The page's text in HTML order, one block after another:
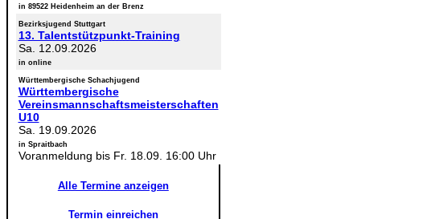
in 89522 Heidenheim an der Brenz
Bezirksjugend Stuttgart
13. Talentstützpunkt-Training
Sa. 12.09.2026
in online
Württembergische Schachjugend
Württembergische
Vereinsmannschaftsmeisterschaften
U10
Sa. 19.09.2026
in Spraitbach
Voranmeldung bis Fr. 18.09. 16:00 Uhr
Alle Termine anzeigen
Termin einreichen